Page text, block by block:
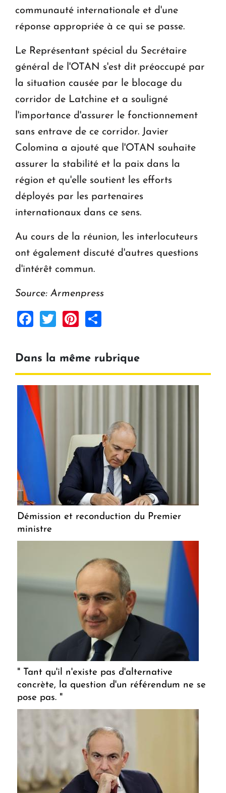
communauté internationale et d'une
réponse appropriée à ce qui se passe.
Le Représentant spécial du Secrétaire
général de l'OTAN s'est dit préoccupé par
la situation causée par le blocage du
corridor de Latchine et a souligné
l'importance d'assurer le fonctionnement
sans entrave de ce corridor. Javier
Colomina a ajouté que l'OTAN souhaite
assurer la stabilité et la paix dans la
région et qu'elle soutient les efforts
déployés par les partenaires
internationaux dans ce sens.
Au cours de la réunion, les interlocuteurs
ont également discuté d'autres questions
d'intérêt commun.
Source: Armenpress
Facebook
TwitterPinterest
Dans la même rubrique
Démission et reconduction du Premier
ministre
" Tant qu'il n'existe pas d'alternative
concrète, la question d'un référendum ne se
pose pas. "